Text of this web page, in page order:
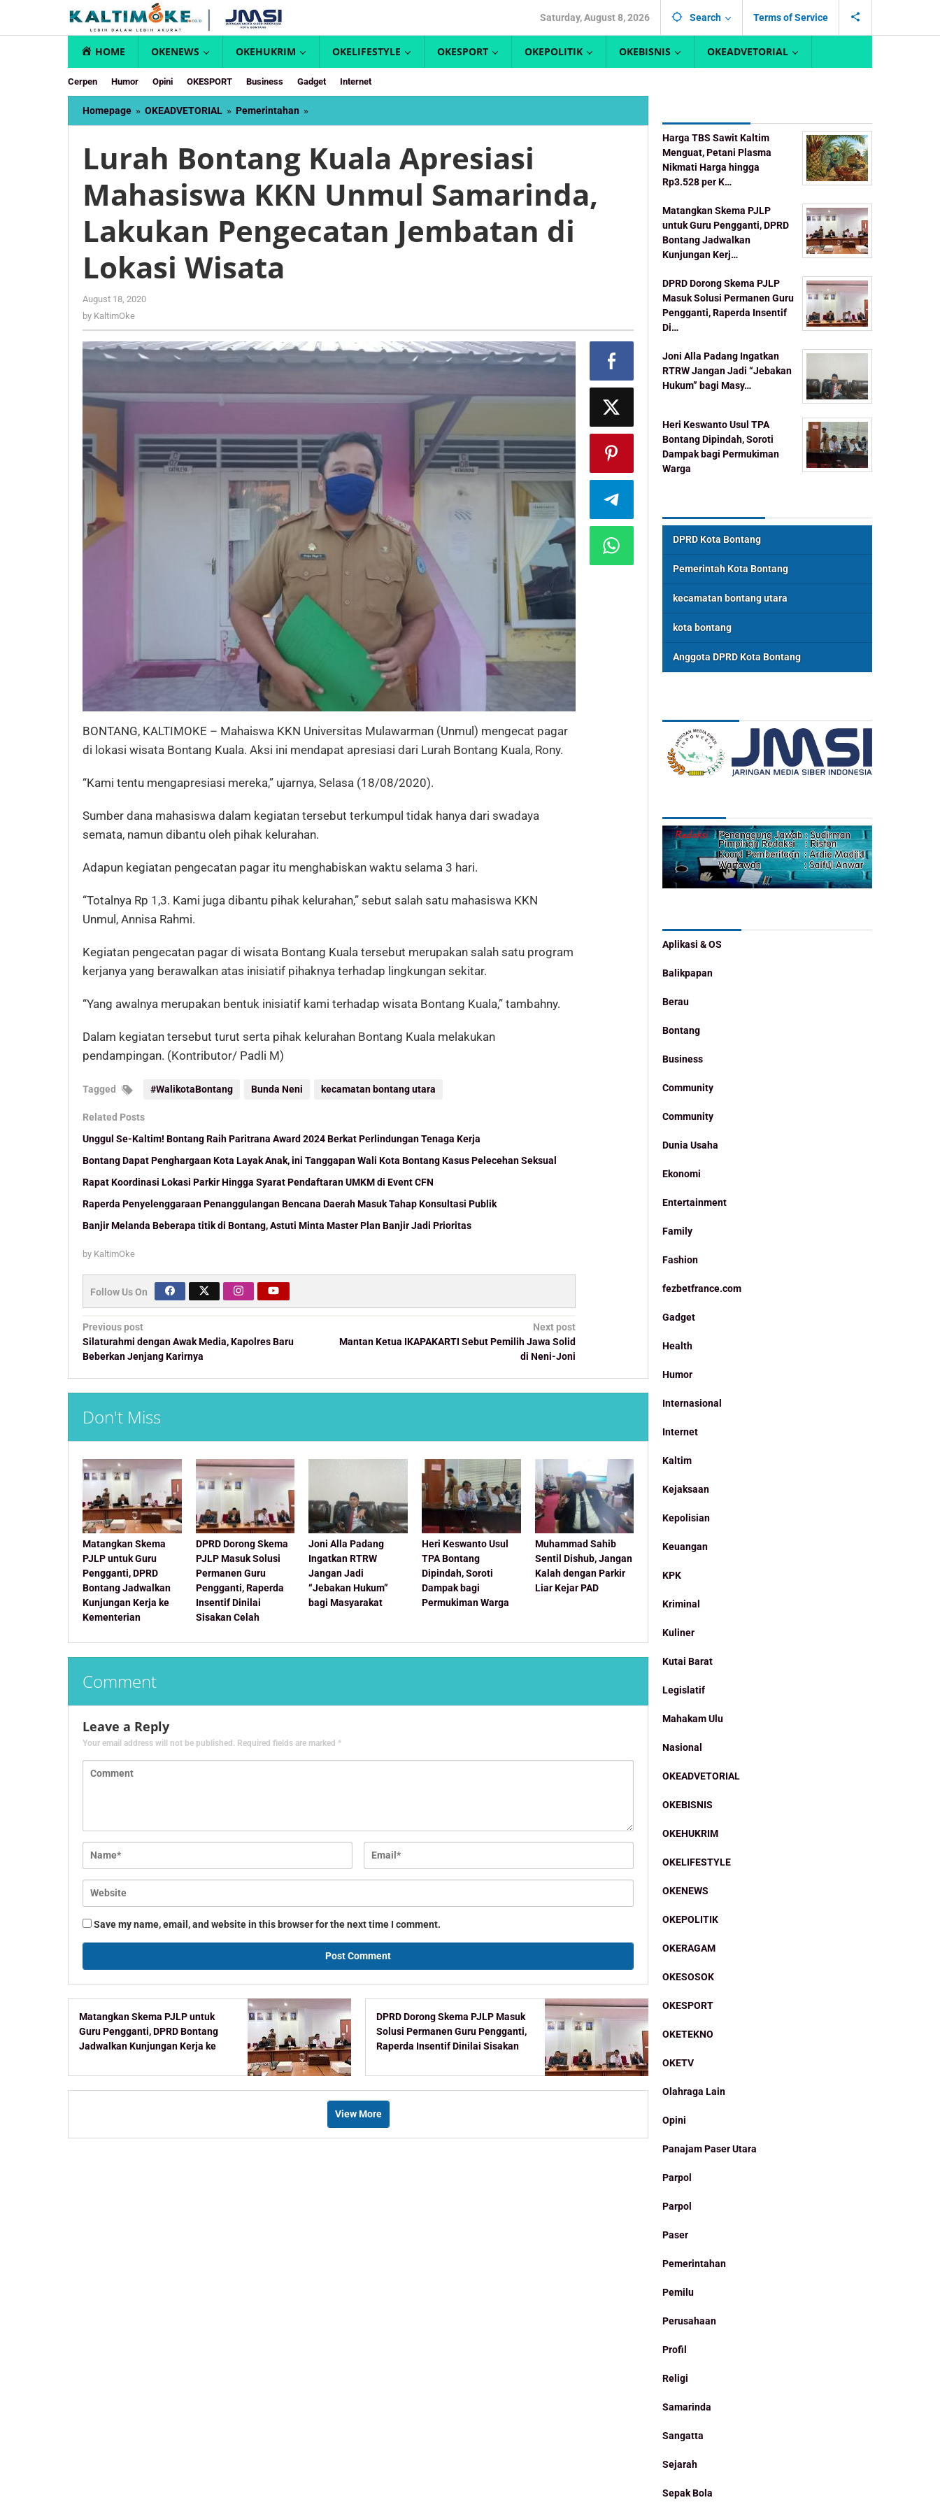
content
Saturday, August 8, 2026 Search Terms of Service
HOME OKENEWS OKEHUKRIM OKELIFESTYLE OKESPORT OKEPOLITIK OKEBISNIS OKEADVETORIAL
Cerpen Humor Opini OKESPORT Business Gadget Internet
Homepage » OKEADVETORIAL » Pemerintahan »
Bontang
Apresiasi
Mahasiswa
KKN
Unmul
Lakukan
Pengecatan
Lurah Bontang Kuala Apresiasi
Mahasiswa KKN Unmul Samarinda,
Lakukan Pengecatan Jembatan di
Lokasi Wisata
August 18, 2020
by KaltimOke
BONTANG, KALTIMOKE – Mahaiswa KKN Universitas Mulawarman (Unmul) mengecat pagar
di lokasi wisata Bontang Kuala. Aksi ini mendapat apresiasi dari Lurah Bontang Kuala, Rony.
“Kami tentu mengapresiasi mereka,” ujarnya, Selasa (18/08/2020).
Sumber dana mahasiswa dalam kegiatan tersebut terkumpul tidak hanya dari swadaya
semata, namun dibantu oleh pihak kelurahan.
Adapun kegiatan pengecatan pagar itu menghabiskan waktu selama 3 hari.
“Totalnya Rp 1,3. Kami juga dibantu pihak kelurahan,” sebut salah satu mahasiswa KKN
Unmul, Annisa Rahmi.
Kegiatan pengecatan pagar di wisata Bontang Kuala tersebut merupakan salah satu program
kerjanya yang berawalkan atas inisiatif pihaknya terhadap lingkungan sekitar.
“Yang awalnya merupakan bentuk inisiatif kami terhadap wisata Bontang Kuala,” tambahny.
Dalam kegiatan tersebut turut serta pihak kelurahan Bontang Kuala melakukan
pendampingan. (Kontributor/ Padli M)
Tagged #WalikotaBontang Bunda Neni kecamatan bontang utara
Related Posts
Unggul Se-Kaltim! Bontang Raih Paritrana Award 2024 Berkat Perlindungan Tenaga Kerja
Bontang Dapat Penghargaan Kota Layak Anak, ini Tanggapan Wali Kota Bontang Kasus Pelecehan Seksual
Rapat Koordinasi Lokasi Parkir Hingga Syarat Pendaftaran UMKM di Event CFN
Raperda Penyelenggaraan Penanggulangan Bencana Daerah Masuk Tahap Konsultasi Publik
Banjir Melanda Beberapa titik di Bontang, Astuti Minta Master Plan Banjir Jadi Prioritas
by KaltimOke
Follow Us On
Post
navigation
Previous post
Silaturahmi dengan Awak Media, Kapolres Baru
Beberkan Jenjang Karirnya
Next post
Mantan Ketua IKAPAKARTI Sebut Pemilih Jawa Solid
di Neni-Joni
Don't Miss
Matangkan Skema
PJLP untuk Guru
Pengganti, DPRD
Bontang Jadwalkan
Kunjungan Kerja ke
Kementerian
DPRD Dorong Skema
PJLP Masuk Solusi
Permanen Guru
Pengganti, Raperda
Insentif Dinilai
Sisakan Celah
Joni Alla Padang
Ingatkan RTRW
Jangan Jadi
“Jebakan Hukum”
bagi Masyarakat
Heri Keswanto Usul
TPA Bontang
Dipindah, Soroti
Dampak bagi
Permukiman Warga
Muhammad Sahib
Sentil Dishub, Jangan
Kalah dengan Parkir
Liar Kejar PAD
Comment
Leave a Reply
Your email address will not be published. Required fields are marked *
Save my name, email, and website in this browser for the next time I comment.
Matangkan Skema PJLP untuk
Guru Pengganti, DPRD Bontang
Jadwalkan Kunjungan Kerja ke
DPRD Dorong Skema PJLP Masuk
Solusi Permanen Guru Pengganti,
Raperda Insentif Dinilai Sisakan
View More
Harga TBS Sawit Kaltim
Menguat, Petani Plasma
Nikmati Harga hingga
Rp3.528 per K…
Matangkan Skema PJLP
untuk Guru Pengganti, DPRD
Bontang Jadwalkan
Kunjungan Kerj…
DPRD Dorong Skema PJLP
Masuk Solusi Permanen Guru
Pengganti, Raperda Insentif
Di…
Joni Alla Padang Ingatkan
RTRW Jangan Jadi “Jebakan
Hukum” bagi Masy…
Heri Keswanto Usul TPA
Bontang Dipindah, Soroti
Dampak bagi Permukiman
Warga
DPRD Kota Bontang
Pemerintah Kota Bontang
kecamatan bontang utara
kota bontang
Anggota DPRD Kota Bontang
Aplikasi & OS
Balikpapan
Berau
Bontang
Business
Community
Community
Dunia Usaha
Ekonomi
Entertainment
Family
Fashion
fezbetfrance.com
Gadget
Health
Humor
Internasional
Internet
Kaltim
Kejaksaan
Kepolisian
Keuangan
KPK
Kriminal
Kuliner
Kutai Barat
Legislatif
Mahakam Ulu
Nasional
OKEADVETORIAL
OKEBISNIS
OKEHUKRIM
OKELIFESTYLE
OKENEWS
OKEPOLITIK
OKERAGAM
OKESOSOK
OKESPORT
OKETEKNO
OKETV
Olahraga Lain
Opini
Panajam Paser Utara
Parpol
Parpol
Paser
Pemerintahan
Pemilu
Perusahaan
Profil
Religi
Samarinda
Sangatta
Sejarah
Sepak Bola